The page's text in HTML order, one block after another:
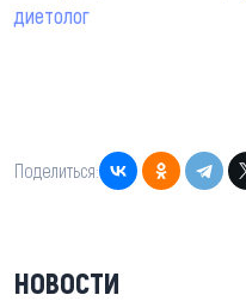
диетолог
Поделиться:
НОВОСТИ